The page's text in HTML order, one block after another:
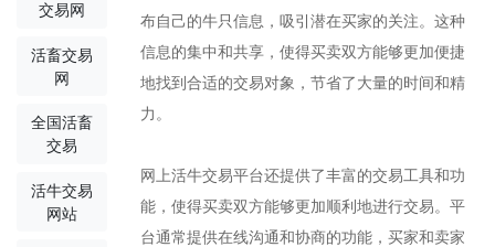
交易网
活畜交易
网
全国活畜
交易
活牛交易
网站
布自己的牛只信息，吸引潜在买家的关注。这种
信息的集中和共享，使得买卖双方能够更加便捷
地找到合适的交易对象，节省了大量的时间和精
力。
网上活牛交易平台还提供了丰富的交易工具和功
能，使得买卖双方能够更加顺利地进行交易。平
台通常提供在线沟通和协商的功能，买家和卖家